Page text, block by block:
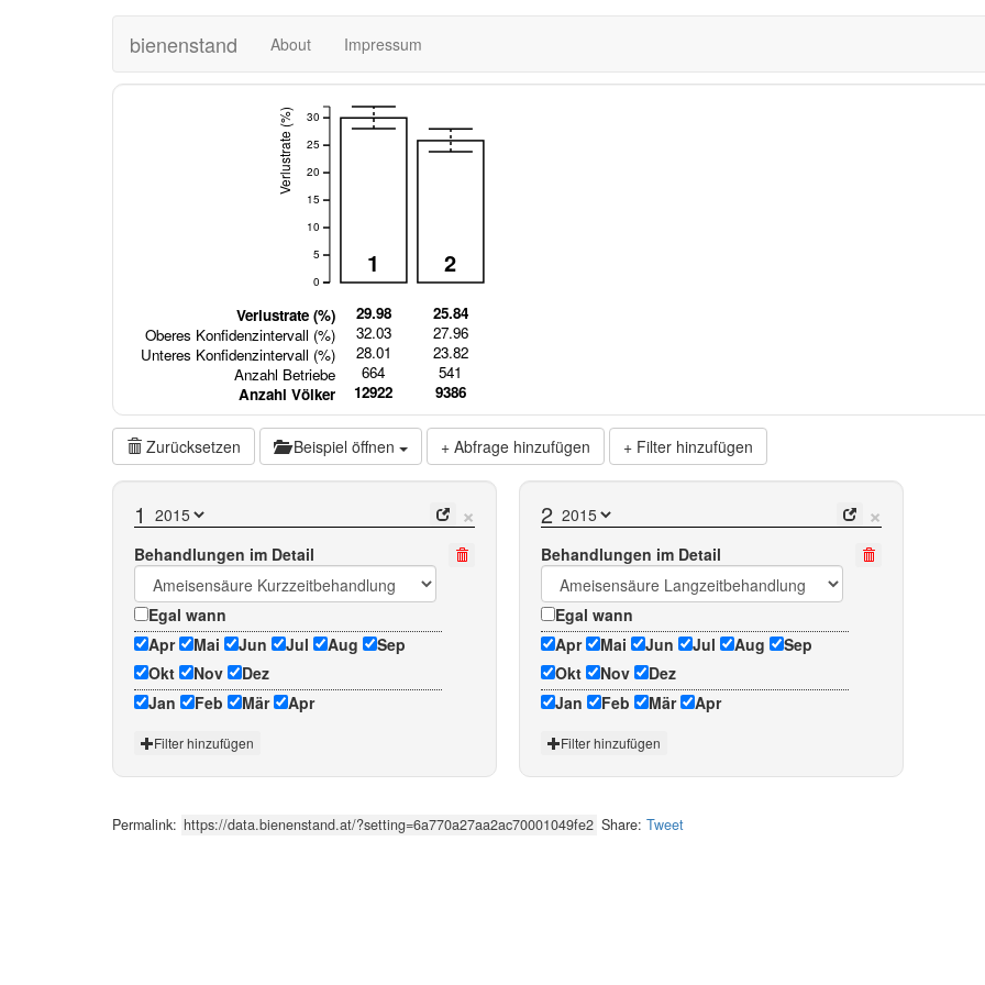
bienenstand About Impressum
0
5
10
15
20
25
30
Verlustrate (%)
Verlustrate (%)
Oberes Konfidenzintervall (%)
Unteres Konfidenzintervall (%)
Anzahl Betriebe
Anzahl Völker
1
29.98
32.03
28.01
664
12922
2
25.84
27.96
23.82
541
9386
Zurücksetzen Beispiel öffnen Abfrage hinzufügen Filter hinzufügen
×
1
Behandlungen im Detail
Egal wann
Apr
Mai Jun Jul Aug
Sep
Okt
Nov
Dez
Jan
Feb Mär Apr
Filter hinzufügen
×
2
Behandlungen im Detail
Egal wann
Apr
Mai Jun Jul Aug
Sep
Okt
Nov
Dez
Jan
Feb Mär Apr
Filter hinzufügen
Permalink: Share: Tweet